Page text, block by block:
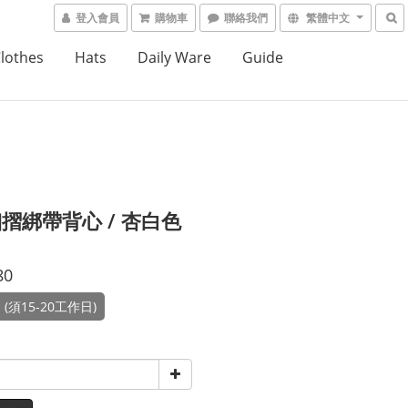
登入會員 購物車 聯絡我們 繁體中文
Hats Daily Ware Guide
綁帶背心 / 杏白色
(須15-20工作日)